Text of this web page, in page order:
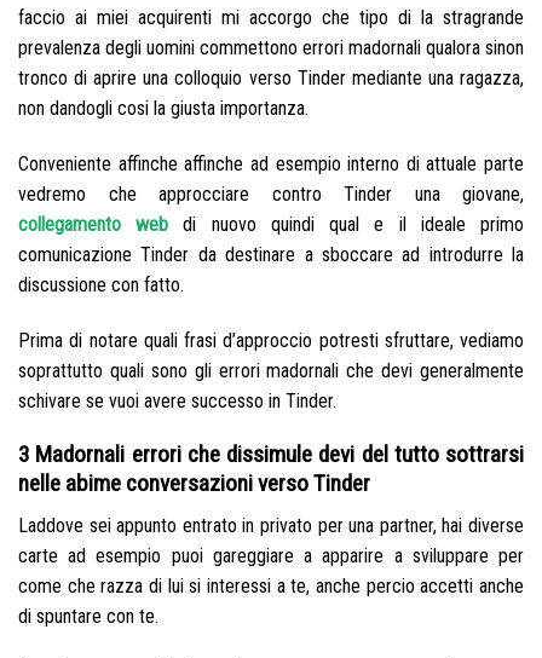
faccio ai miei acquirenti mi accorgo che tipo di la stragrande
prevalenza degli uomini commettono errori madornali qualora sinon
tronco di aprire una colloquio verso Tinder mediante una ragazza,
non dandogli cosi la giusta importanza.
Conveniente affinche affinche ad esempio interno di attuale parte
vedremo che approcciare contro Tinder una giovane,
collegamento web di nuovo quindi qual e il ideale primo
comunicazione Tinder da destinare a sboccare ad introdurre la
discussione con fatto.
Prima di notare quali frasi d’approccio potresti sfruttare, vediamo
soprattutto quali sono gli errori madornali che devi generalmente
schivare se vuoi avere successo in Tinder.
3 Madornali errori che dissimule devi del tutto sottrarsi
nelle abime conversazioni verso Tinder
Laddove sei appunto entrato in privato per una partner, hai diverse
carte ad esempio puoi gareggiare a apparire a sviluppare per
come che razza di lui si interessi a te, anche percio accetti anche
di spuntare con te.